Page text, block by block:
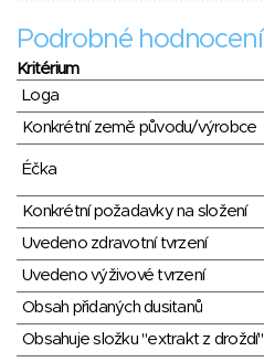
Podrobné hodnocení
Kritérium
Loga
Konkrétní země původu/výrobce
Éčka
Konkrétní požadavky na složení
Uvedeno zdravotní tvrzení
Uvedeno výživové tvrzení
Obsah přidaných dusitanů
Obsahuje složku "extrakt z droždí"